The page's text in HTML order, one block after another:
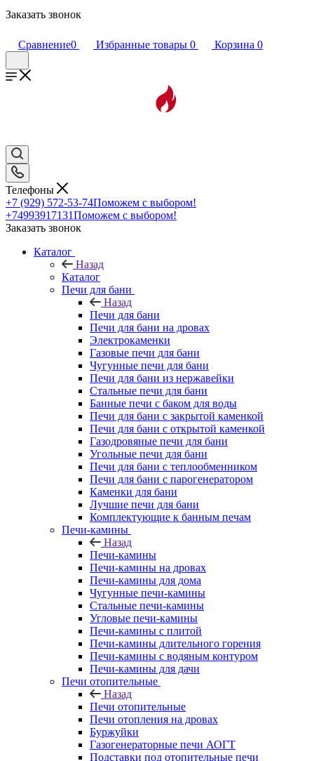
Заказать звонок
Сравнение0 Избранные товары 0 Корзина 0
Телефоны
+7 (929) 572-53-74Поможем с выбором!
+74993917131Поможем с выбором!
Заказать звонок
Каталог
Назад
Каталог
Печи для бани
Назад
Печи для бани
Печи для бани на дровах
Электрокаменки
Газовые печи для бани
Чугунные печи для бани
Печи для бани из нержавейки
Стальные печи для бани
Банные печи с баком для воды
Печи для бани с закрытой каменкой
Печи для бани с открытой каменкой
Газодровяные печи для бани
Угольные печи для бани
Печи для бани с теплообменником
Печи для бани с парогенератором
Каменки для бани
Лучшие печи для бани
Комплектующие к банным печам
Печи-камины
Назад
Печи-камины
Печи-камины на дровах
Печи-камины для дома
Чугунные печи-камины
Стальные печи-камины
Угловые печи-камины
Печи-камины с плитой
Печи-камины длительного горения
Печи-камины с водяным контуром
Печи-камины для дачи
Печи отопительные
Назад
Печи отопительные
Печи отопления на дровах
Буржуйки
Газогенераторные печи АОГТ
Подставки под отопительные печи